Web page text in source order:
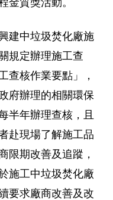
金質獎活動。
建中垃圾焚化廠施
規定辦理施工查
查核作業要點」，
府辦理的相關環保
半年辦理查核，且
赴現場了解施工品
限期改善及追蹤，
施工中垃圾焚化廠
要求廠商改善及改